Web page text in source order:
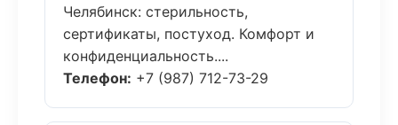
Челябинск: стерильность,
сертификаты, постуход. Комфорт и
конфиденциальность....
Телефон: +7 (987) 712-73-29